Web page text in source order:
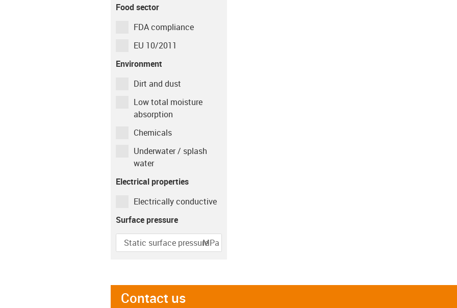
dry
Shaft material
Cf53
Type of operation
Continuous
Movement time per
min
Type of movement
Rotating Linear Pivoting
r/min
Food sector
FDA compliance
EU 10/2011
Environment
Dirt and dust
Low total moisture
absorption
Chemicals
Underwater / splash
water
Electrical properties
Electrically conductive
Surface pressure
MPa
Contact us